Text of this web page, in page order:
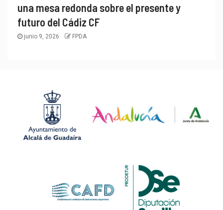
una mesa redonda sobre el presente y
futuro del Cádiz CF
junio 9, 2026 FPDA